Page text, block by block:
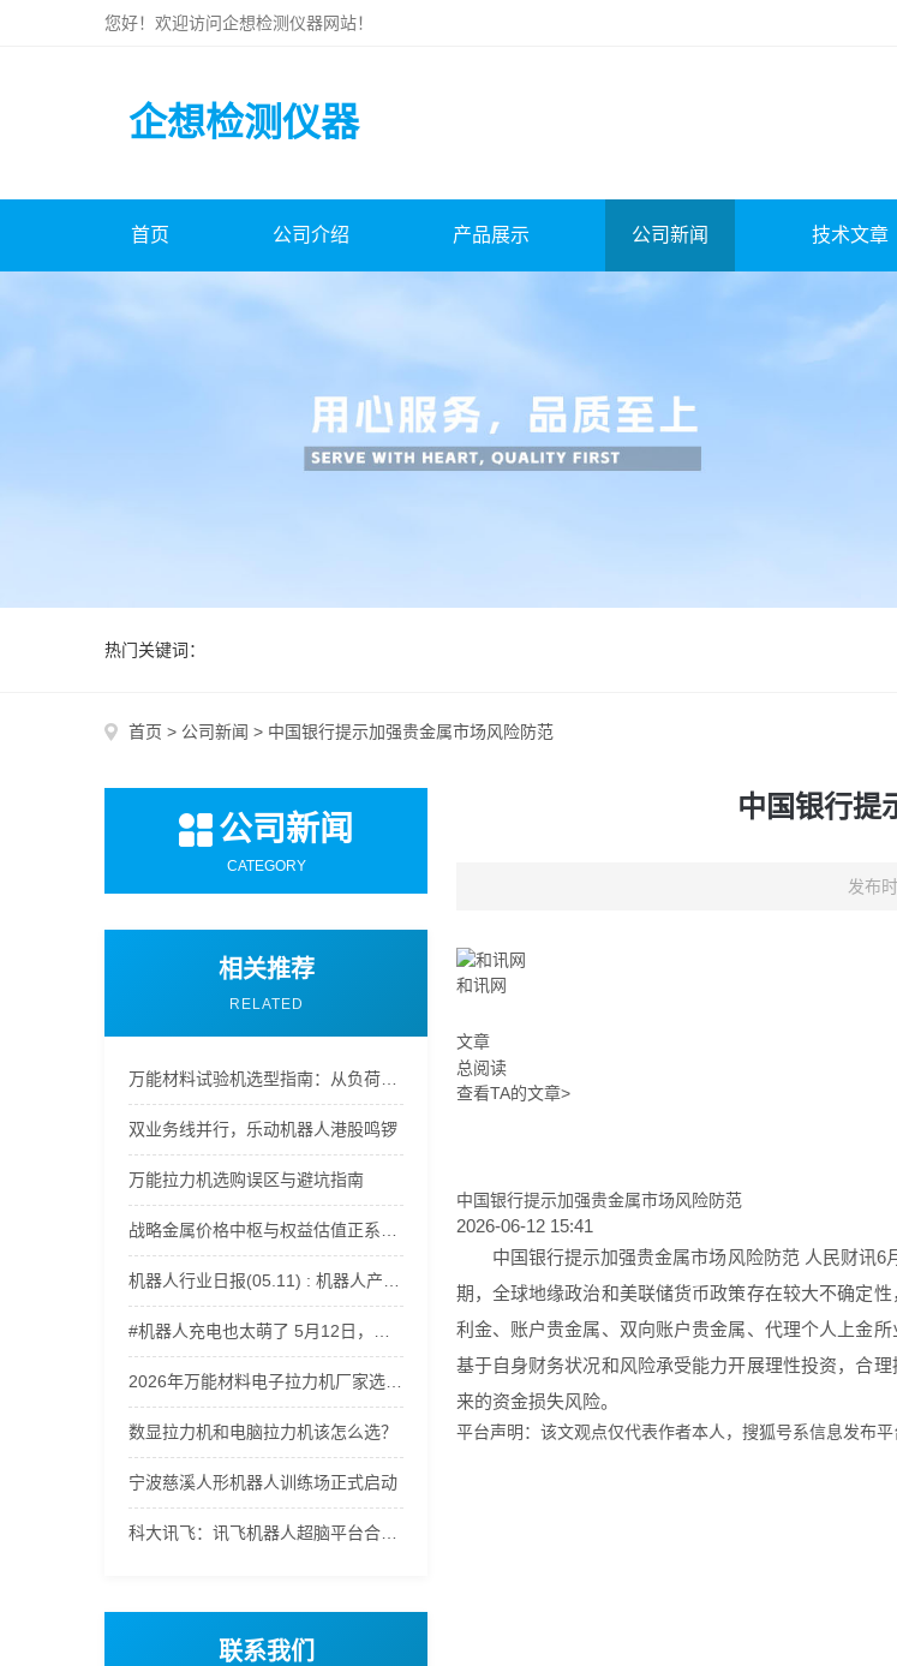
您好！欢迎访问企想检测仪器网站！
企想检测仪器
首页 公司介绍 产品展示 公司新闻 技术文章
热门关键词：
首页 > 公司新闻 > 中国银行提示加强贵金属市场风险防范
公司新闻
CATEGORY
相关推荐
RELATED
双业务线并行，乐动机器人港股鸣锣
万能拉力机选购误区与避坑指南
数显拉力机和电脑拉力机该怎么选？
宁波慈溪人形机器人训练场正式启动
联系我们
中国银行提
发布
和讯网
文章
总阅读
查看TA的文章>
中国银行提示加强贵金属市场风险防范
2026-06-12 15:41
中国银行提示加强贵金属市场风险防范 人民财讯
期，全球地缘政治和美联储货币政策存在较大不确定
利金、账户贵金属、双向账户贵金属、代理个人上金
基于自身财务状况和风险承受能力开展理性投资，合
来的资金损失风险。
平台声明：该文观点仅代表作者本人，搜狐号系信息发布平